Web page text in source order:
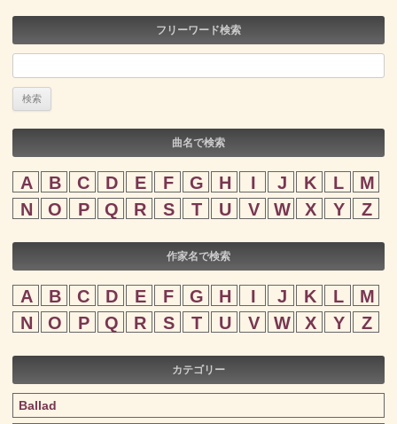
フリーワード検索
索:
曲名で検索
A B C D E F G H I J K L
M
N
O P Q R S T U V W X Y Z
作家名で検索
A B C D E F G H I J K L
M
N
O P Q R S T U V W X Y Z
カテゴリー
Ballad